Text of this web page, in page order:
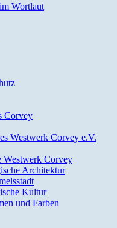
Wortlaut
Corvey
Westwerk Corvey e.V.
Westwerk Corvey
Architektur
Kultur
und Farben